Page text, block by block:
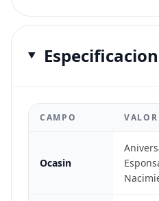
CAMPO VALOR
Ocasin